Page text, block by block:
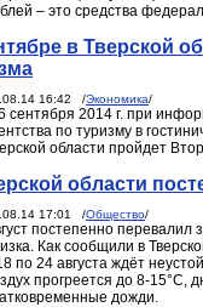
– это средства
в Тверской
16:42 /Экономика/
сентября 2014 г. при
по туризму в
области пройдет
области
17:01 /Общество/
постепенно перевалил
Как сообщили в
по 24 августа ждёт
прогреется до 8-15°C,
дожди.